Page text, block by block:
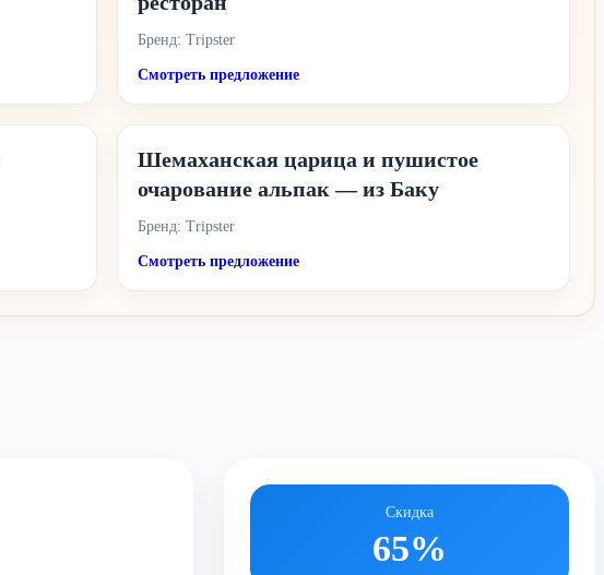
Бренд: Tripster
Смотреть предложение
Шемаханская царица и пушистое
очарование альпак — из Баку
Бренд: Tripster
Смотреть предложение
Скидка
65%